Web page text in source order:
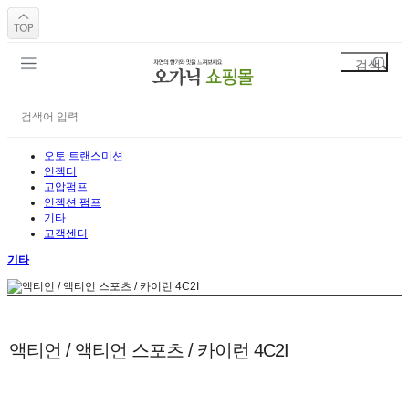
오토 트랜스미션
인젝터
고압펌프
인젝션 펌프
기타
고객센터
기타
액티언 / 액티언 스포츠 / 카이런 4C2I